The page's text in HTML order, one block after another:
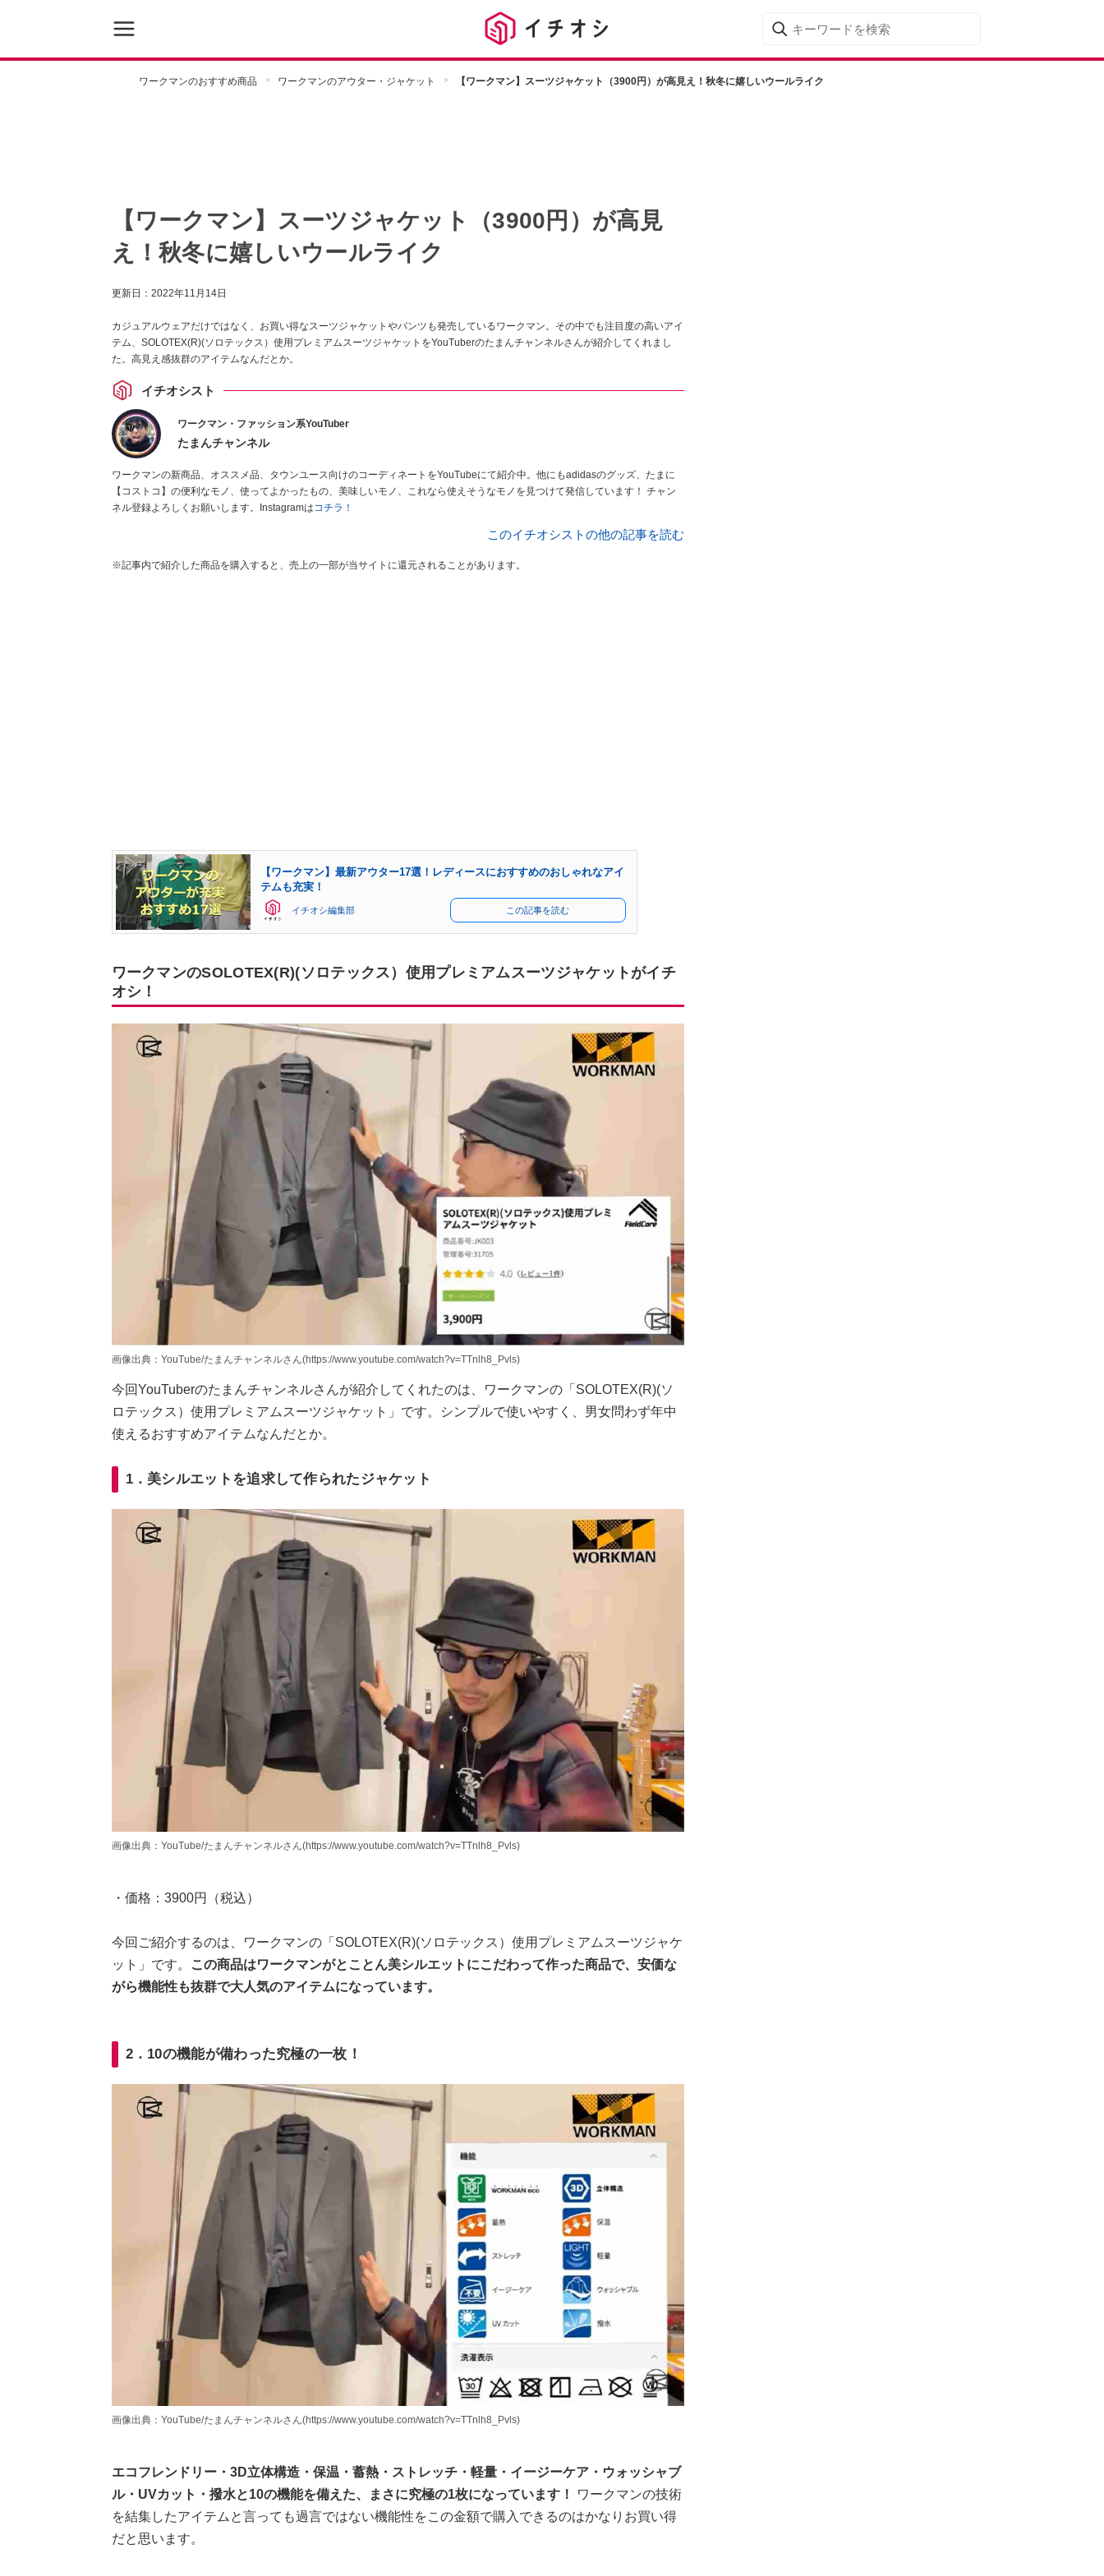
ワークマンのおすすめ商品 ワークマンのアウター・ジャケット 【ワークマン】スーツジャケット（3900円）が高見え！秋冬に嬉しいウールライク
【ワークマン】スーツジャケット（3900円）が高見
え！秋冬に嬉しいウールライク
更新日： 2022年11月14日
カジュアルウェアだけではなく、お買い得なスーツジャケットやパンツも発売しているワークマン。その中でも注目度の高いアイ
テム、SOLOTEX(R)(ソロテックス）使用プレミアムスーツジャケットをYouTuberのたまんチャンネルさんが紹介してくれまし
た。高見え感抜群のアイテムなんだとか。
イチオシスト
ワークマン・ファッション系YouTuber
たまんチャンネル
ワークマンの新商品、オススメ品、タウンユース向けのコーディネートをYouTubeにて紹介中。他にもadidasのグッズ、たまに
【コストコ】の便利なモノ、使ってよかったもの、美味しいモノ、これなら使えそうなモノを見つけて発信しています！ チャン
ネル登録よろしくお願いします。Instagramはコチラ！
このイチオシストの他の記事を読む
※記事内で紹介した商品を購入すると、売上の一部が当サイトに還元されることがあります。
【ワークマン】最新アウター17選！レディースにおすすめのおしゃれなアイ
テムも充実！
イチオシ編集部 この記事を読む
ワークマンのSOLOTEX(R)(ソロテックス）使用プレミアムスーツジャケットがイチ
オシ！
画像出典：YouTube/たまんチャンネルさん(https://www.youtube.com/watch?v=TTnlh8_Pvls)
今回YouTuberのたまんチャンネルさんが紹介してくれたのは、ワークマンの「SOLOTEX(R)(ソ
ロテックス）使用プレミアムスーツジャケット」です。シンプルで使いやすく、男女問わず年中
使えるおすすめアイテムなんだとか。
1．美シルエットを追求して作られたジャケット
画像出典：YouTube/たまんチャンネルさん(https://www.youtube.com/watch?v=TTnlh8_Pvls)
・価格：3900円（税込）
今回ご紹介するのは、ワークマンの「SOLOTEX(R)(ソロテックス）使用プレミアムスーツジャケ
ット」です。
この商品はワークマンがとことん美シルエットにこだわって作った商品で、安価な
がら機能性も抜群で大人気のアイテムになっています。
2．10の機能が備わった究極の一枚！
画像出典：YouTube/たまんチャンネルさん(https://www.youtube.com/watch?v=TTnlh8_Pvls)
エコフレンドリー・3D立体構造・保温・蓄熱・ストレッチ・軽量・イージーケア・ウォッシャブ
ル・UVカット・撥水と10の機能を備えた、まさに究極の1枚になっています！
ワークマンの技術
を結集したアイテムと言っても過言ではない機能性をこの金額で購入できるのはかなりお買い得
だと思います。